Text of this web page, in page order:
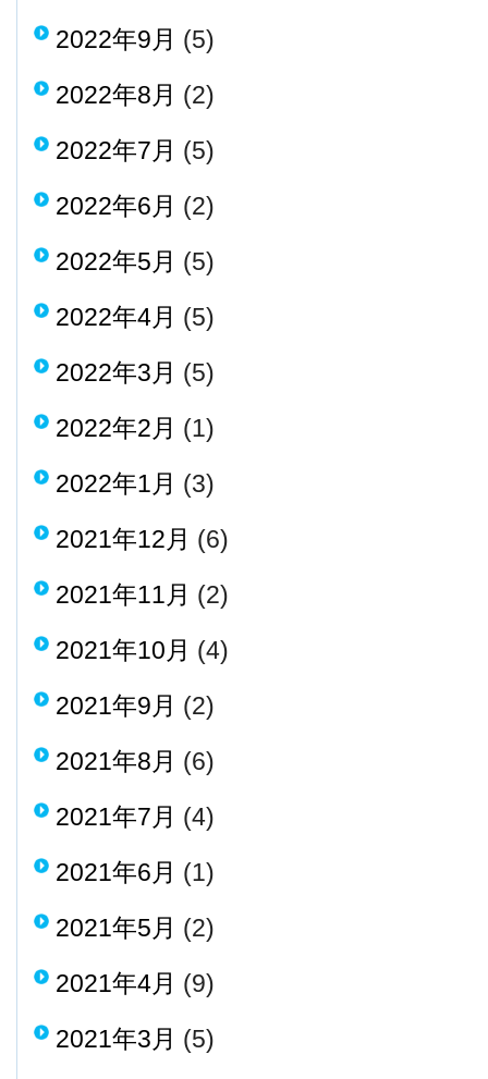
2022年9月 (5)
2022年8月 (2)
2022年7月 (5)
2022年6月 (2)
2022年5月 (5)
2022年4月 (5)
2022年3月 (5)
2022年2月 (1)
2022年1月 (3)
2021年12月 (6)
2021年11月 (2)
2021年10月 (4)
2021年9月 (2)
2021年8月 (6)
2021年7月 (4)
2021年6月 (1)
2021年5月 (2)
2021年4月 (9)
2021年3月 (5)